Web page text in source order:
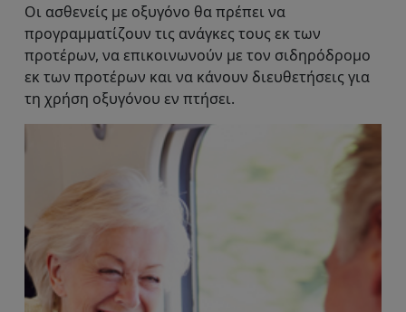
Οι ασθενείς με οξυγόνο θα πρέπει να
προγραμματίζουν τις ανάγκες τους εκ των
προτέρων, να επικοινωνούν με τον σιδηρόδρομο
εκ των προτέρων και να κάνουν διευθετήσεις για
τη χρήση οξυγόνου εν πτήσει.